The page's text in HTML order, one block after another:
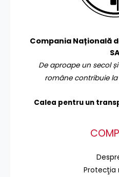
Compania Națională
De aproape un secol
române contribuie la
Calea pentru un
Protecţia